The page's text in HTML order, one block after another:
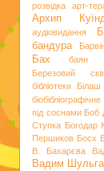
розвідка
арт-
Архип
аудіовидання
бандура
Бах баян
Березовий
бібліотеки
Білаш
під соснами Боб
Ступка Богодар
Першиков Босх
В. Бахарєва
Вадим Шульга